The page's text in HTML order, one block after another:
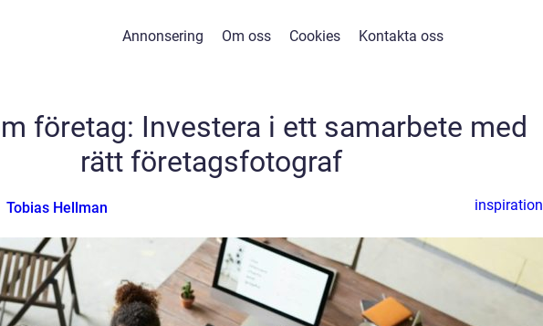
Annonsering Om oss Cookies Kontakta oss
företag: Investera i ett samarbete med
rätt företagsfotograf
Tobias Hellman inspiration